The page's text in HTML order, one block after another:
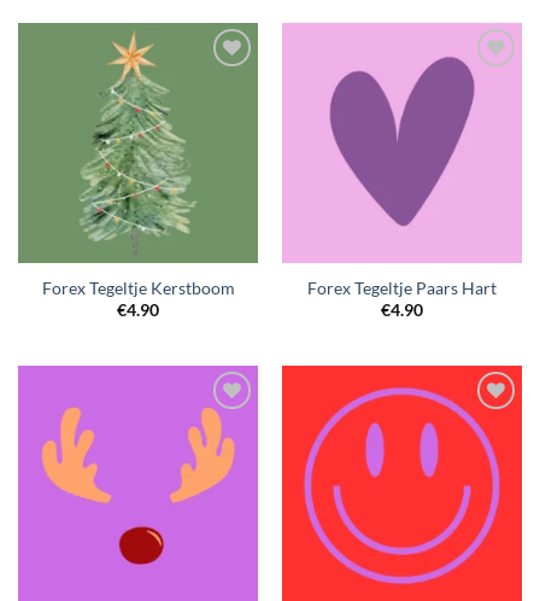
Forex Tegeltje Kerstboom
€4.90
Forex Tegeltje Paars Hart
€4.90